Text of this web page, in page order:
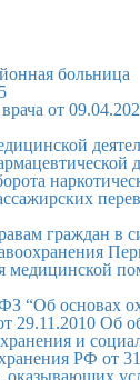
больница
от
граждан в
медицинской
“Об основах
Об
и
РФ от